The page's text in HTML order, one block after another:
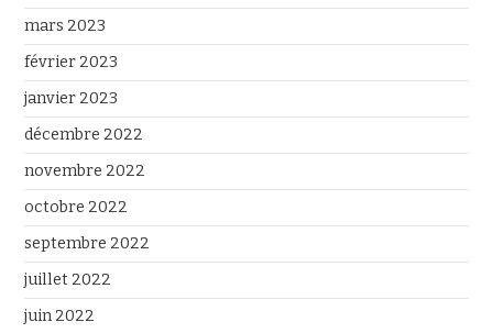
mars 2023
février 2023
janvier 2023
décembre 2022
novembre 2022
octobre 2022
septembre 2022
juillet 2022
juin 2022